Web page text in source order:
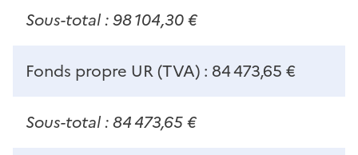
Sous-total : 98 104,30 €
Fonds propre UR (TVA) : 84 473,65 €
Sous-total : 84 473,65 €